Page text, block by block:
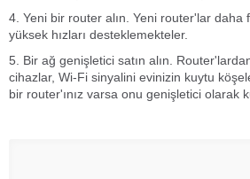
4. Yeni bir router alın. Yeni router'lar daha
yüksek hızları desteklemekteler.
5. Bir ağ genişletici satın alın.
cihazlar, Wi-Fi sinyalini evinizin kuytu
bir router'ınız varsa onu genişletici olarak